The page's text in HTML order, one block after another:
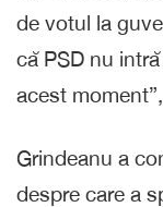
de votul la
că PSD nu
acest
Grindeanu a
despre care a